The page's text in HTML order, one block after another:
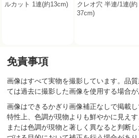
ルカット 1連(約13cm)
クレオ穴 半連/1連(約
37cm)
免責事項
画像はすべて実物を撮影しています。品
ては過去に撮影した画像を使用する場合が
画像はできるかぎり画像補正なしで掲載
特性上、色調が現物よりも鮮やかに見えす
または色調が現物と著しく異なると判断